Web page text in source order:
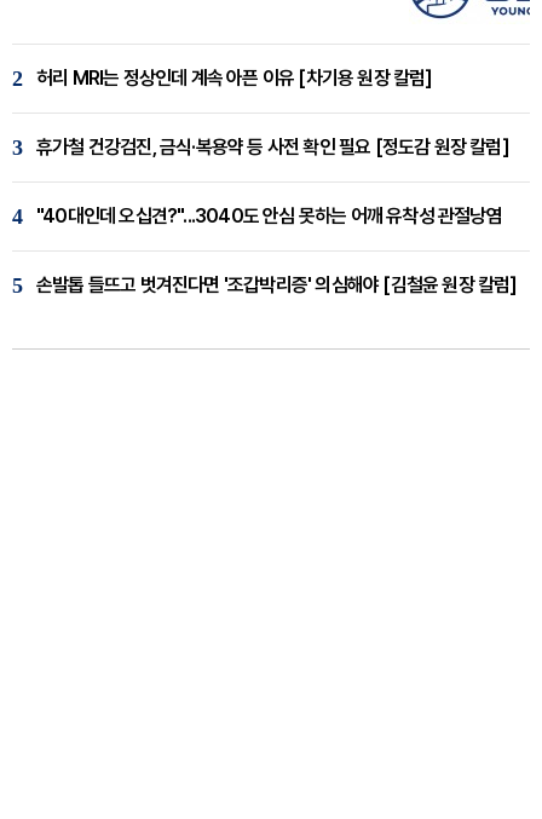
2 허리 MRI는 정상인데 계속 아픈 이유 [차기용 원장 칼럼]
3 휴가철 건강검진, 금식·복용약 등 사전 확인 필요 [정도감 원장 칼럼]
4 "40대인데 오십견?"...3040도 안심 못하는 어깨 유착성 관절낭염
5 손발톱 들뜨고 벗겨진다면 '조갑박리증' 의심해야 [김철윤 원장 칼럼]